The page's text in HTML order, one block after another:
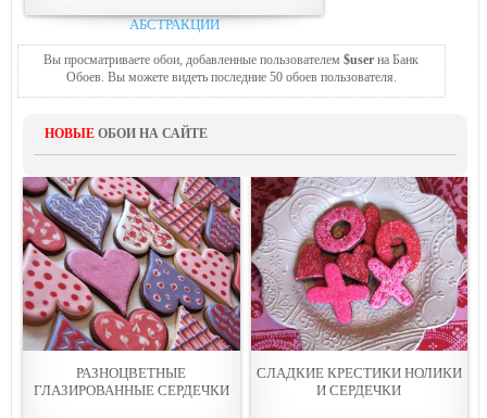
АБСТРАКЦИИ
Вы просматриваете обои, добавленные пользователем$user на Банк
Обоев. Вы можете видеть последние 50 обоев пользователя.
НОВЫЕ ОБОИ НА САЙТЕ
РАЗНОЦВЕТНЫЕ
ГЛАЗИРОВАННЫЕ СЕРДЕЧКИ
СЛАДКИЕ КРЕСТИКИ НОЛИКИ
И СЕРДЕЧКИ